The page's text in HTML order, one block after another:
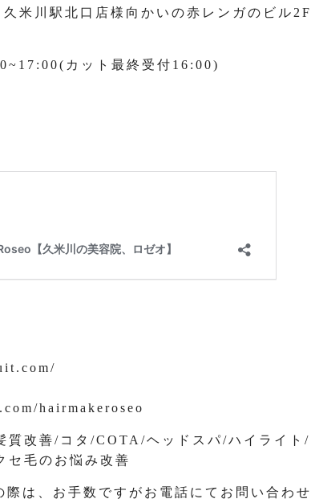
米川駅北口店様向かいの赤レンガのビル
カット最終受付16:00)
hairmakeroseo
質改善/コタ/COTA/ヘッドスパ/ハイライト
セ毛のお悩み改善
は、お手数ですがお電話にてお問い合わせ